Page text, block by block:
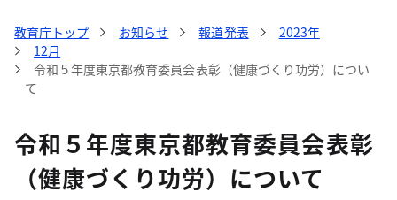
教育庁トップ お知らせ 報道発表
2023年
12月
令和５年度東京都教育委員会表彰（健康づくり功労）につい
て
令和５年度東京都教育委員会表彰
（健康づくり功労）について